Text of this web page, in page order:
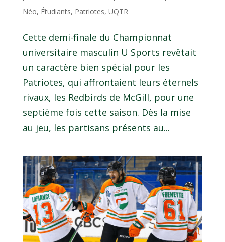
Néo, Étudiants, Patriotes, UQTR
Cette demi-finale du Championnat
universitaire masculin U Sports revêtait
un caractère bien spécial pour les
Patriotes, qui affrontaient leurs éternels
rivaux, les Redbirds de McGill, pour une
septième fois cette saison. Dès la mise
au jeu, les partisans présents au...